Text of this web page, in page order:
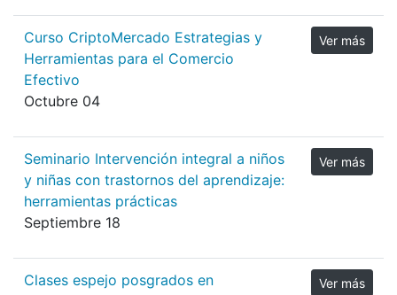
Curso CriptoMercado Estrategias y
Herramientas para el Comercio
Efectivo
Octubre 04
Ver más
Seminario Intervención integral a niños
y niñas con trastornos del aprendizaje:
herramientas prácticas
Septiembre 18
Ver más
Clases espejo posgrados en
Ver más